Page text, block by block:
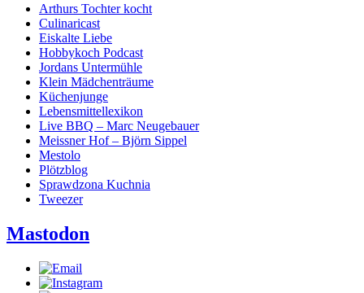
Arthurs Tochter kocht
Culinaricast
Eiskalte Liebe
Hobbykoch Podcast
Jordans Untermühle
Klein Mädchenträume
Küchenjunge
Lebensmittellexikon
Live BBQ – Marc Neugebauer
Meissner Hof – Björn Sippel
Mestolo
Plötzblog
Sprawdzona Kuchnia
Tweezer
Mastodon